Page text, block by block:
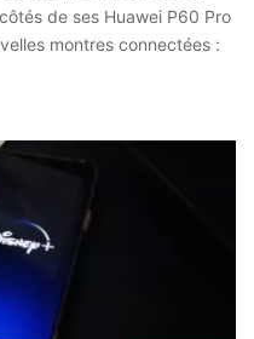
de ses Huawei P60 Pro
montres connectées :